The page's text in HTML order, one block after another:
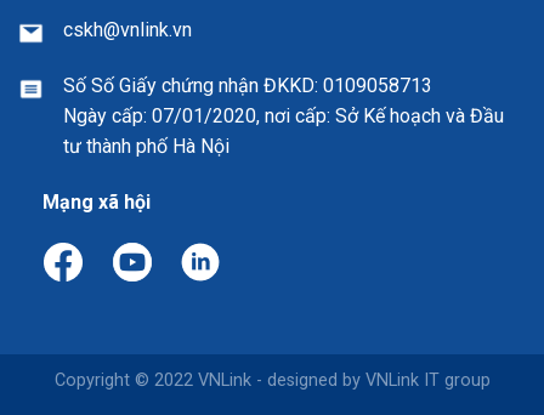
cskh@vnlink.vn
Số Số Giấy chứng nhận ĐKKD: 0109058713
Ngày cấp: 07/01/2020, nơi cấp: Sở Kế hoạch và Đầu
tư thành phố Hà Nội
Mạng xã hội
Copyright © 2022 VNLink - designed by VNLink IT group